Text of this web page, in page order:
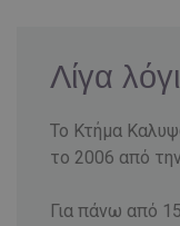
Λίγα
Το Κτήμα
το 2006 από
Για πάνω από